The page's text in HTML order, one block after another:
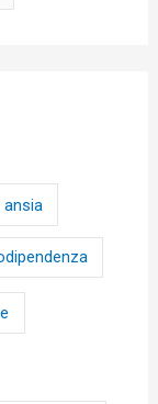
ansia